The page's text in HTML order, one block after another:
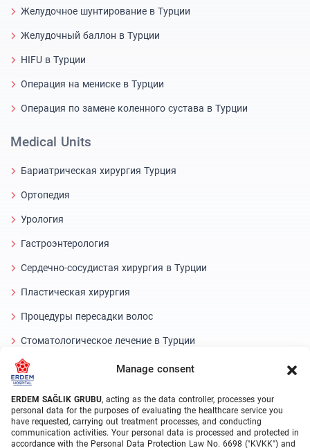
Manage consent
ERDEM SAĞLIK GRUBU, acting as the data controller, processes your
personal data for the purposes of evaluating the healthcare service you
have requested, carrying out treatment processes, and conducting
communication activities. Your personal data is processed and protected in
accordance with the Personal Data Protection Law No. 6698 ("KVKK") and
Желудочное шунтирование в Турции
Желудочный баллон в Турции
HIFU в Турции
Операция на мениске в Турции
Операция по замене коленного сустава в Турции
Medical Units
Бариатрическая хирургия Турция
Ортопедия
Урология
Гастроэнтерология
Сердечно-сосудистая хирургия в Турции
Пластическая хирургия
Процедуры пересадки волос
Стоматологическое лечение в Турции
Laser Eye
About Erdem
О нас